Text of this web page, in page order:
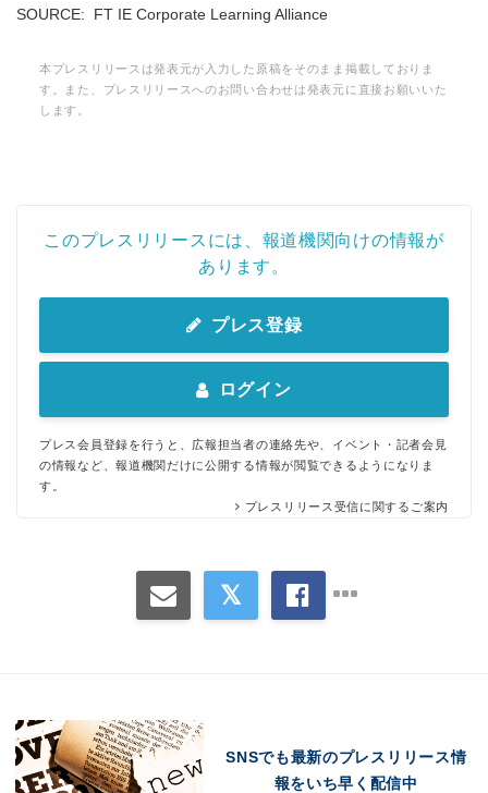
SOURCE: FT IE Corporate Learning Alliance
本プレスリリースは発表元が入力した原稿をそのまま掲載しておりま
す。また、プレスリリースへのお問い合わせは発表元に直接お願いいた
します。
このプレスリリースには、報道機関向けの情報が
あります。
プレス登録
ログイン
プレス会員登録を行うと、広報担当者の連絡先や、イベント・記者会見
の情報など、報道機関だけに公開する情報が閲覧できるようになりま
す。
プレスリリース受信に関するご案内
SNSでも最新のプレスリリース情
報をいち早く配信中
Japanese
English